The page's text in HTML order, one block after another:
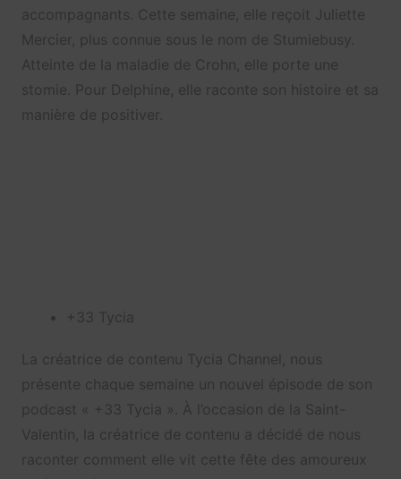
accompagnants. Cette semaine, elle reçoit Juliette
Mercier, plus connue sous le nom de Stumiebusy.
Atteinte de la maladie de Crohn, elle porte une
stomie. Pour Delphine, elle raconte son histoire et sa
manière de positiver.
+33 Tycia
La créatrice de contenu Tycia Channel, nous
présente chaque semaine un nouvel épisode de son
podcast « +33 Tycia ». À l’occasion de la Saint-
Valentin, la créatrice de contenu a décidé de nous
raconter comment elle vit cette fête des amoureux